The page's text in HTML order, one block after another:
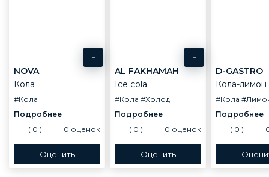
-
NOVA
Кола
#Кола
( 0 ) 0 оценок
-
AL FAKHAMAH
Ice cola
#Кола #Холод
( 0 ) 0 оценок
D-GASTRO
Кола-лимон
#Кола
( 0 )